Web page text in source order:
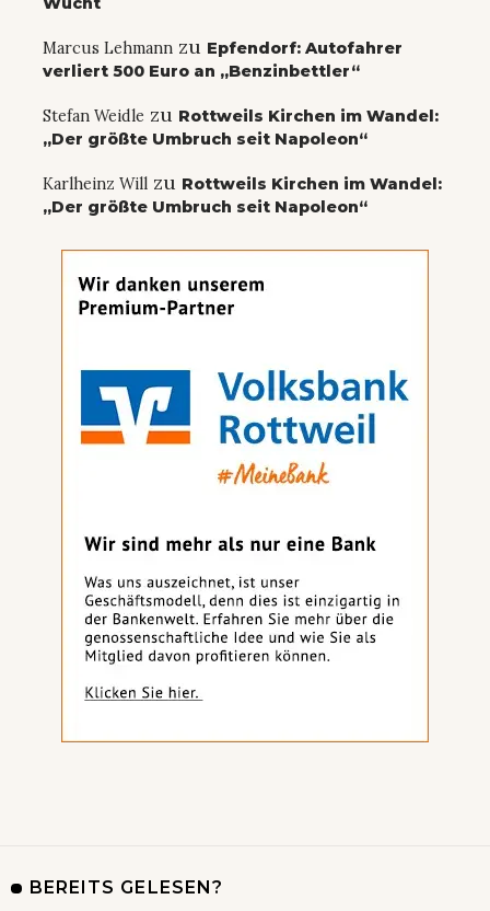
Marcus Lehmann zu Epfendorf: Autofahrer
verliert 500 Euro an „Benzinbettler“
Stefan Weidle zu Rottweils Kirchen im Wandel:
„Der größte Umbruch seit Napoleon“
Karlheinz Will zu Rottweils Kirchen im Wandel:
„Der größte Umbruch seit Napoleon“
BEREITS GELESEN?